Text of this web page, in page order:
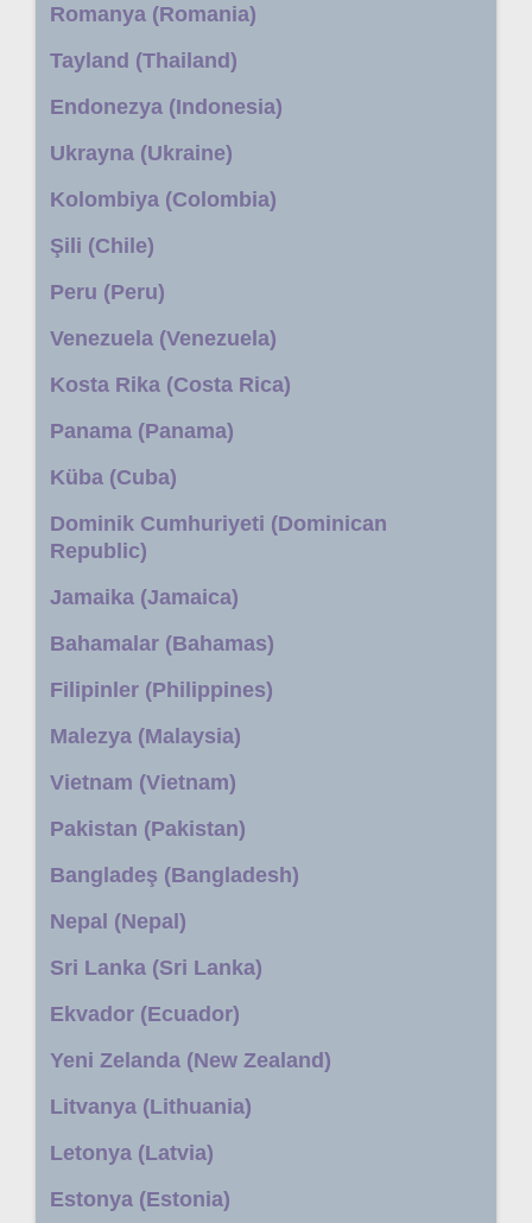
Romanya (Romania)
Tayland (Thailand)
Endonezya (Indonesia)
Ukrayna (Ukraine)
Kolombiya (Colombia)
Şili (Chile)
Peru (Peru)
Venezuela (Venezuela)
Kosta Rika (Costa Rica)
Panama (Panama)
Küba (Cuba)
Dominik Cumhuriyeti (Dominican
Republic)
Jamaika (Jamaica)
Bahamalar (Bahamas)
Filipinler (Philippines)
Malezya (Malaysia)
Vietnam (Vietnam)
Pakistan (Pakistan)
Bangladeş (Bangladesh)
Nepal (Nepal)
Sri Lanka (Sri Lanka)
Ekvador (Ecuador)
Yeni Zelanda (New Zealand)
Litvanya (Lithuania)
Letonya (Latvia)
Estonya (Estonia)